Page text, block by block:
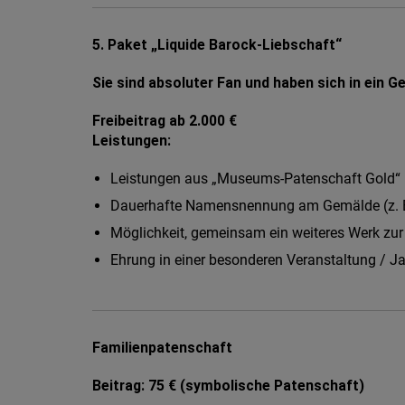
Optional sind
5. Paket „Liquide Barock-Liebschaft“
Sie sind absoluter Fan und haben sich in ein
Freibeitrag ab 2.000 €
Leistungen:
Leistungen aus „Museums-Patenschaft Gold“
Dauerhafte Namensnennung am Gemälde (z.
Möglichkeit, gemeinsam ein weiteres Werk
Ehrung in einer besonderen Veranstaltung /
Familienpatenschaft
Beitrag: 75 € (symbolische Patenschaft)